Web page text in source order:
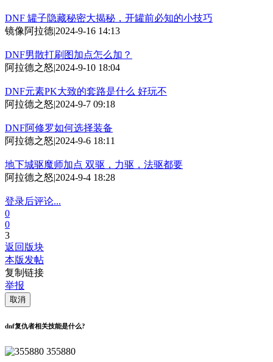
DNF 罐子隐藏秘密大揭秘，开罐前必知的小技巧
镜像阿拉德|2024-9-16 14:13
DNF男散打刷图加点怎么加？
阿拉德之怒|2024-9-10 18:04
DNF元素PK大致的套路是什么 好玩不
阿拉德之怒|2024-9-7 09:18
DNF阿修罗如何选择装备
阿拉德之怒|2024-9-6 18:11
地下城驱魔师加点 双驱，力驱，法驱都要
阿拉德之怒|2024-9-4 18:28
登录后评论...
0
0
3
返回版块
本版发帖
复制链接
举报
取消
dnf复仇者相关技能是什么?
355880